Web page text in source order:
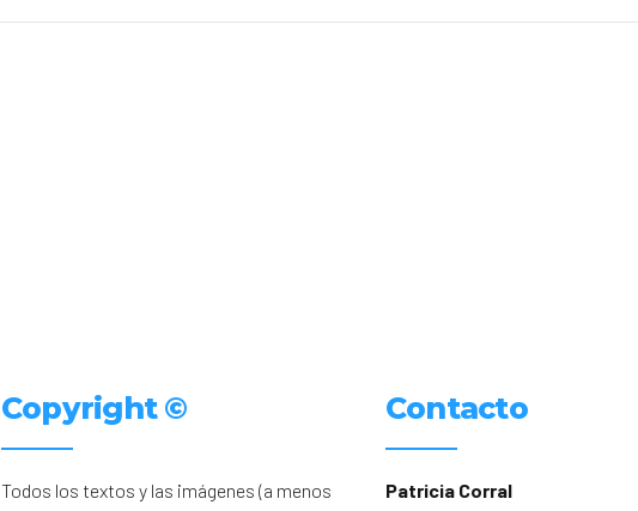
Copyright ©
Todos los textos y las imágenes (a menos
Contacto
Patricia Corral